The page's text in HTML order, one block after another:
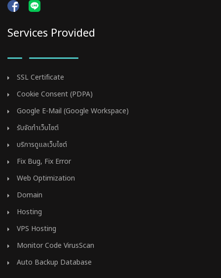
Services Provided
SSL Certificate
Cookie Consent (PDPA)
Google E-Mail (Google Workspace)
รับจัดทำเว็บไซต์
บริการดูแลเว็บไซต์
Fix Bug, Fix Error
Web Optimization
Domain
Hosting
VPS Hosting
Monitor Code VirusScan
Auto Backup Database